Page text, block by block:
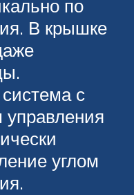
по
В крышке
с
углом